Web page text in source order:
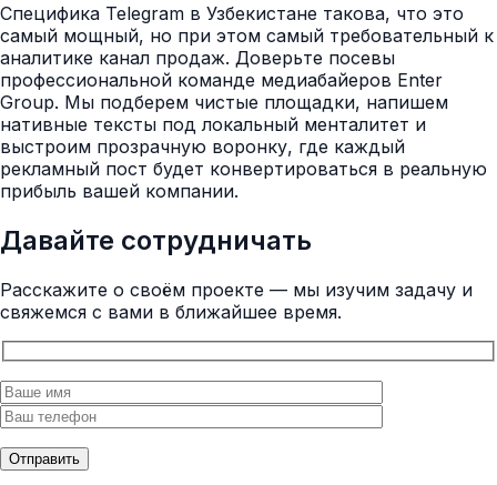
Специфика Telegram в Узбекистане такова, что это
самый мощный, но при этом самый требовательный к
аналитике канал продаж. Доверьте посевы
профессиональной команде медиабайеров Enter
Group. Мы подберем чистые площадки, напишем
нативные тексты под локальный менталитет и
выстроим прозрачную воронку, где каждый
рекламный пост будет конвертироваться в реальную
прибыль вашей компании.
Давайте сотрудничать
Расскажите о своём проекте — мы изучим задачу и
свяжемся с вами в ближайшее время.
Отправить